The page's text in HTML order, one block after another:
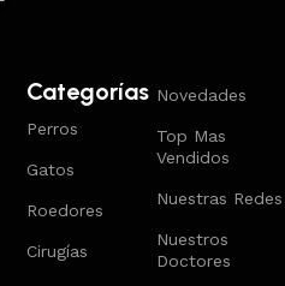
Categorías
Perros
Gatos
Roedores
Cirugías
Novedades
Top Mas
Vendidos
Nuestras Redes
Nuestros
Doctores